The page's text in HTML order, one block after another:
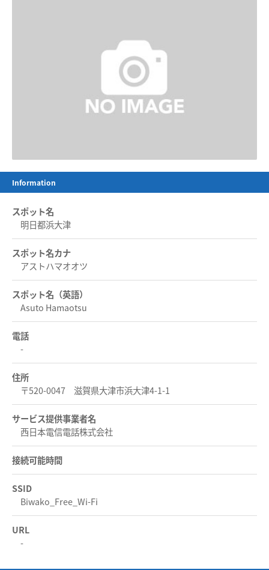
Information
スポット名
明日都浜大津
スポット名カナ
アストハマオオツ
スポット名（英語）
Asuto Hamaotsu
電話
-
住所
〒520-0047 滋賀県大津市浜大津4-1-1
サービス提供事業者名
西日本電信電話株式会社
接続可能時間
SSID
Biwako_Free_Wi-Fi
URL
-